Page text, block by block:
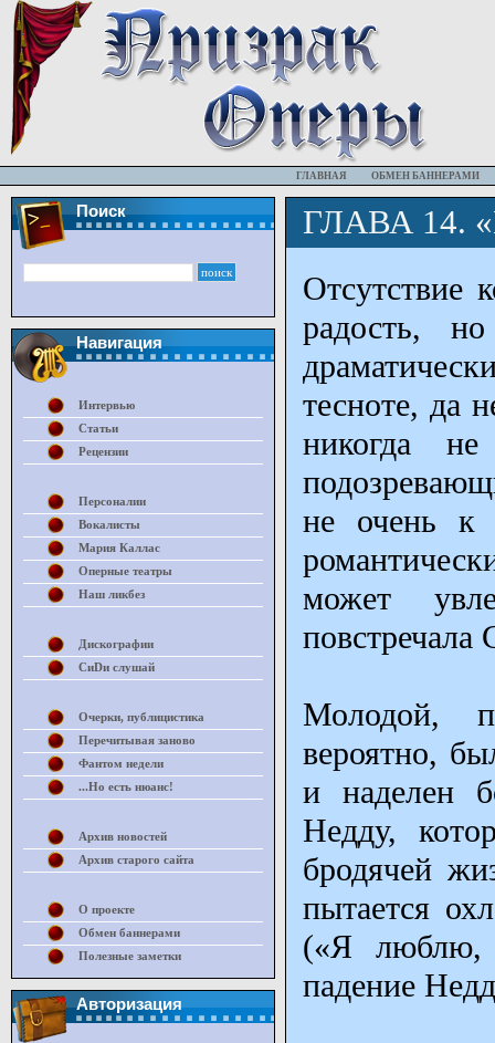
ГЛАВНАЯ ОБМЕН БАННЕРАМИ
ГЛАВА 14.
Отсутствие
радость,
тесноте, да
никогда
не очень к
может
повстречала
Молодой,
вероятно,
и наделен
Недду,
бродячей
пытается
(«Я люблю,
падение
Поиск
Навигация
Интервью
Статьи
Рецензии
Персоналии
Вокалисты
Мария Каллас
Оперные театры
Наш ликбез
Дискографии
СиDи слушай
Очерки, публицистика
Перечитывая заново
Фантом недели
...Но есть нюанс!
Архив новостей
Архив старого сайта
О проекте
Обмен баннерами
Полезные заметки
Авторизация